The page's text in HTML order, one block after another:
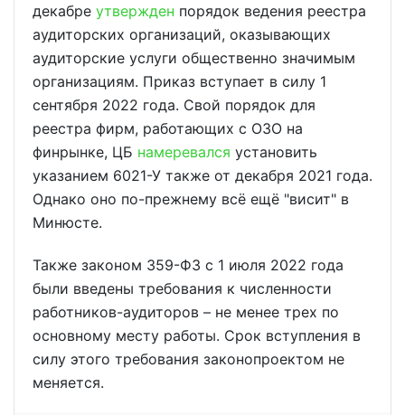
декабре утвержден порядок ведения реестра
аудиторских организаций, оказывающих
аудиторские услуги общественно значимым
организациям. Приказ вступает в силу 1
сентября 2022 года. Свой порядок для
реестра фирм, работающих с ОЗО на
финрынке, ЦБ намеревался установить
указанием 6021-У также от декабря 2021 года.
Однако оно по-прежнему всё ещё "висит" в
Минюсте.
Также законом 359-ФЗ с 1 июля 2022 года
были введены требования к численности
работников-аудиторов – не менее трех по
основному месту работы. Срок вступления в
силу этого требования законопроектом не
меняется.